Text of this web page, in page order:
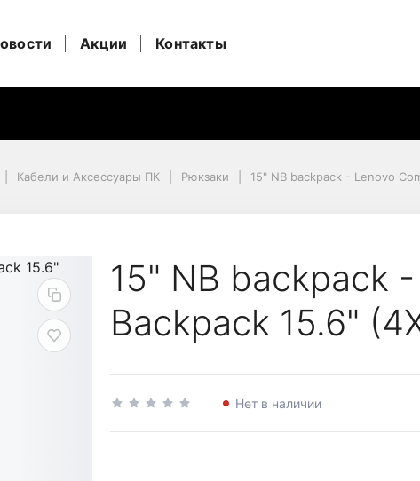
Акции Контакты
Commuter
Кабели и Аксессуары ПК Рюкзаки 15" NB backpack - Lenovo
15" NB backpack
Backpack 15.6"
Нет в наличии